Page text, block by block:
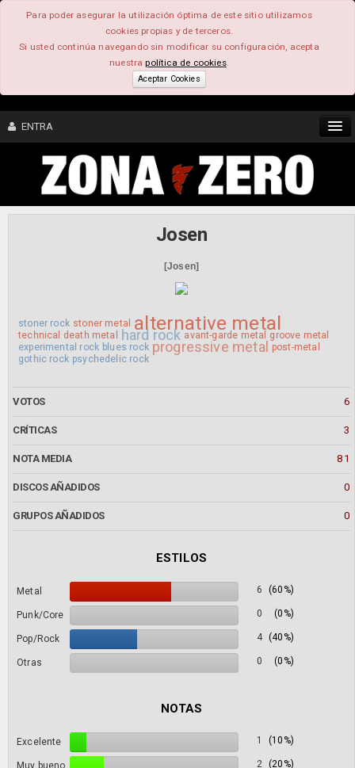
Para poder asegurar la utilización óptima de este sitio utilizamos
cookies propias y de terceros.
Si usted continúa navegando sin modificar su configuración, acepta
nuestrapolítica de cookies.
Aceptar Cookies
ENTRA
CONTENIDO
Josen
[Josen]
stoner rock stoner metal alternative metal
technical death metal hard rock avant-garde metal
groove metal
experimental rock blues rock progressive metal
post-metal
gothic rock psychedelic rock
VOTOS 6
CRÍTICAS 3
NOTA MEDIA 81
DISCOS AÑADIDOS 0
GRUPOS AÑADIDOS 0
ESTILOS
Metal 6 (60%)
Punk/Core 0 (0%)
Pop/Rock 4 (40%)
Otras 0 (0%)
NOTAS
Excelente 1 (10%)
Muy bueno 2 (20%)